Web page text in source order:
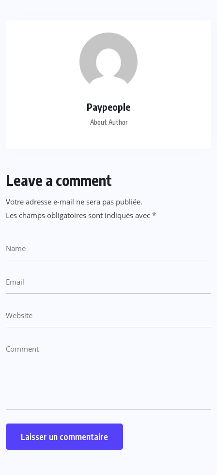
Paypeople
About Author
Leave a comment
Votre adresse e-mail ne sera pas publiée.
Les champs obligatoires sont indiqués avec *